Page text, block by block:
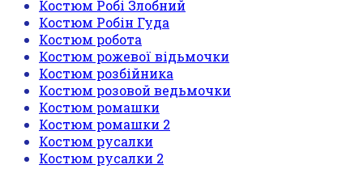
Костюм Робі Злобний
Костюм Робін Гуда
Костюм робота
Костюм рожевої відьмочки
Костюм розбійника
Костюм розовой ведьмочки
Костюм ромашки
Костюм ромашки 2
Костюм русалки
Костюм русалки 2